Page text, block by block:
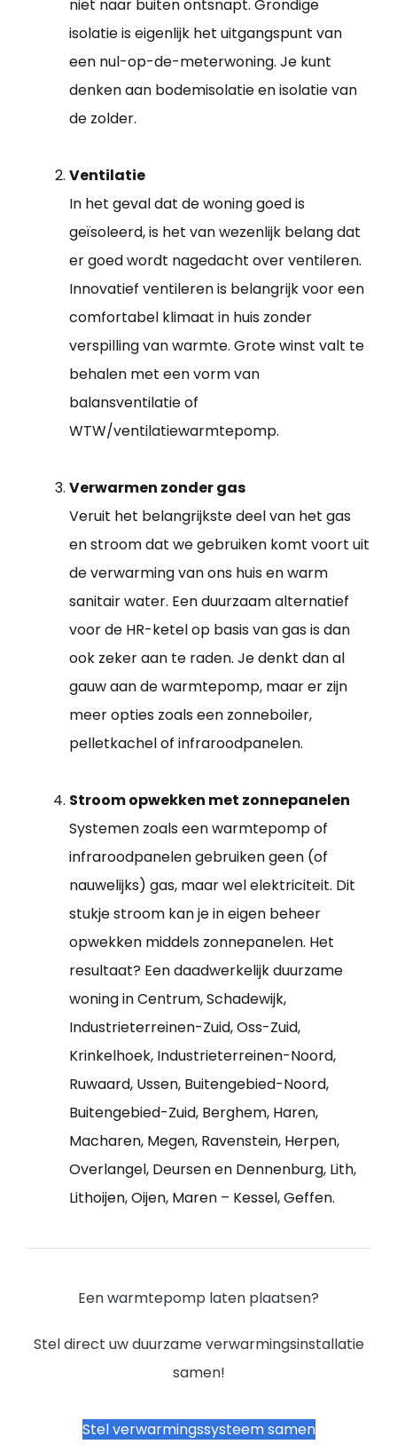
niet naar buiten ontsnapt. Grondige
isolatie is eigenlijk het uitgangspunt van
een nul-op-de-meterwoning. Je kunt
denken aan bodemisolatie en isolatie van
de zolder.
Ventilatie
In het geval dat de woning goed is
geïsoleerd, is het van wezenlijk belang dat
er goed wordt nagedacht over ventileren.
Innovatief ventileren is belangrijk voor een
comfortabel klimaat in huis zonder
verspilling van warmte. Grote winst valt te
behalen met een vorm van
balansventilatie of
WTW/ventilatiewarmtepomp.
Verwarmen zonder gas
Veruit het belangrijkste deel van het gas
en stroom dat we gebruiken komt voort uit
de verwarming van ons huis en warm
sanitair water. Een duurzaam alternatief
voor de HR-ketel op basis van gas is dan
ook zeker aan te raden. Je denkt dan al
gauw aan de warmtepomp, maar er zijn
meer opties zoals een zonneboiler,
pelletkachel of infraroodpanelen.
Stroom opwekken met zonnepanelen
Systemen zoals een warmtepomp of
infraroodpanelen gebruiken geen (of
nauwelijks) gas, maar wel elektriciteit. Dit
stukje stroom kan je in eigen beheer
opwekken middels zonnepanelen. Het
resultaat? Een daadwerkelijk duurzame
woning in Centrum, Schadewijk,
Industrieterreinen-Zuid, Oss-Zuid,
Krinkelhoek, Industrieterreinen-Noord,
Ruwaard, Ussen, Buitengebied-Noord,
Buitengebied-Zuid, Berghem, Haren,
Macharen, Megen, Ravenstein, Herpen,
Overlangel, Deursen en Dennenburg, Lith,
Lithoijen, Oijen, Maren – Kessel, Geffen.
Een warmtepomp laten plaatsen?
Stel direct uw duurzame verwarmingsinstallatie
samen!
Stel verwarmingssysteem samen